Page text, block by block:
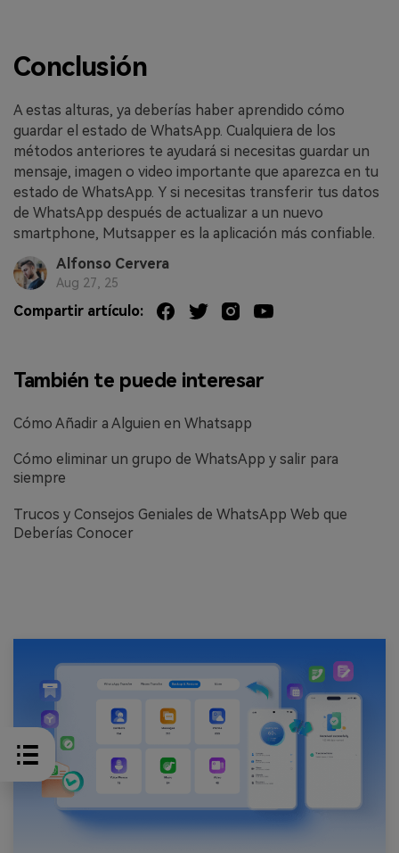
Conclusión
A estas alturas, ya deberías haber aprendido cómo
guardar el estado de WhatsApp. Cualquiera de los
métodos anteriores te ayudará si necesitas guardar un
mensaje, imagen o video importante que aparezca en tu
estado de WhatsApp. Y si necesitas transferir tus datos
de WhatsApp después de actualizar a un nuevo
smartphone, Mutsapper es la aplicación más confiable.
Alfonso Cervera
Aug 27, 25
Compartir artículo:
También te puede interesar
Cómo Añadir a Alguien en Whatsapp
Cómo eliminar un grupo de WhatsApp y salir para
siempre
Trucos y Consejos Geniales de WhatsApp Web que
Deberías Conocer